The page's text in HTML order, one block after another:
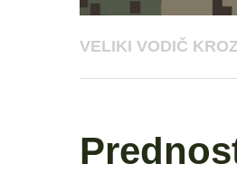
VELIKI VODIČ